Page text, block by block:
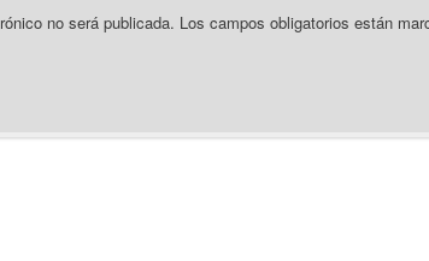
no será publicada. Los campos obligatorios están